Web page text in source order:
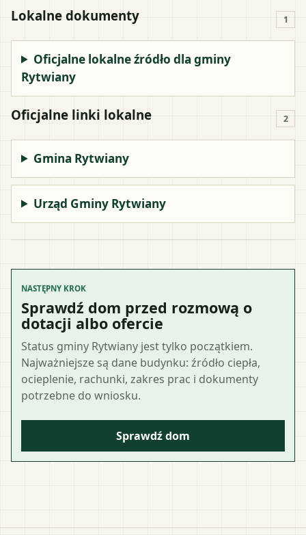
Lokalne dokumenty 1
Oficjalne lokalne źródło dla gminy
Rytwiany
Oficjalne linki lokalne 2
Gmina Rytwiany
Urząd Gminy Rytwiany
NASTĘPNY KROK
Sprawdź dom przed rozmową o
dotacji albo ofercie
Status gminy Rytwiany jest tylko początkiem.
Najważniejsze są dane budynku: źródło ciepła,
ocieplenie, rachunki, zakres prac i dokumenty
potrzebne do wniosku.
Sprawdź dom